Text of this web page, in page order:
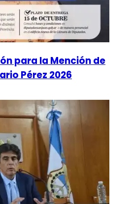
para la Mención de
Pérez 2026